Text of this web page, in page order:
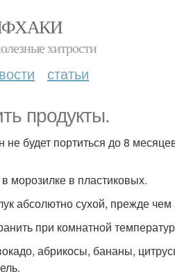
хитрости
статьи
продукты.
не будет портиться до 8
морозилке в пластиковых.
абсолютно сухой, прежде чем
при комнатной
абрикосы, бананы,